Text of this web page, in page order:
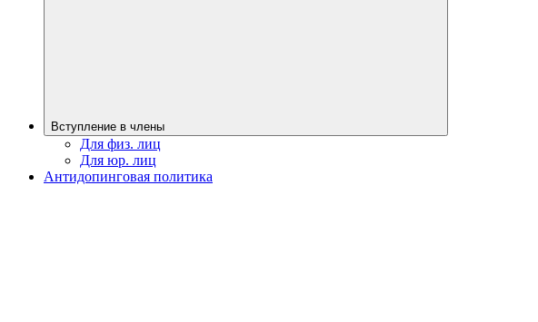
Вступление в члены
Для физ. лиц
Для юр. лиц
Антидопинговая политика